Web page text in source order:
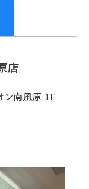
店
ン南風原 1F